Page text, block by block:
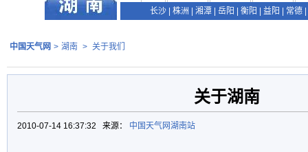
长沙
株洲 湘潭 岳阳 衡阳 益阳 常德
中国天气网 > 湖南 > 关于我们
关于湖南
2010-07-14 16:37:32 来源： 中国天气网湖南站